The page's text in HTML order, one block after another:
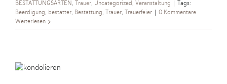
BESTATTUNGSARTEN, Trauer, Uncategorized, Veranstaltung
Tags:
Beerdigung, bestatter, Bestattung, Trauer, Trauerfeier
0 Kommentare
Weiterlesen